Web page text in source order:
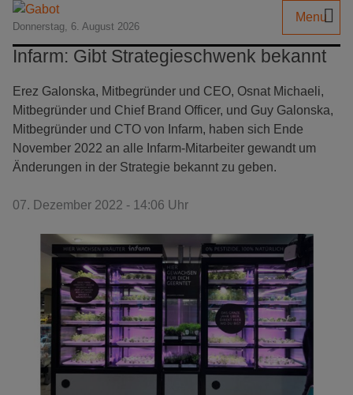
Donnerstag, 6. August 2026
Menu
Infarm: Gibt Strategieschwenk bekannt
Erez Galonska, Mitbegründer und CEO, Osnat Michaeli,
Mitbegründer und Chief Brand Officer, und Guy Galonska,
Mitbegründer und CTO von Infarm, haben sich Ende
November 2022 an alle Infarm-Mitarbeiter gewandt um
Änderungen in der Strategie bekannt zu geben.
07. Dezember 2022 - 14:06 Uhr